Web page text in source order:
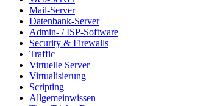
Mail-Server
Datenbank-Server
Admin- / ISP-Software
Security & Firewalls
Traffic
Virtuelle Server
Virtualisierung
Scripting
Allgemeinwissen